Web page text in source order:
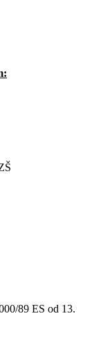
89 ES od 13.